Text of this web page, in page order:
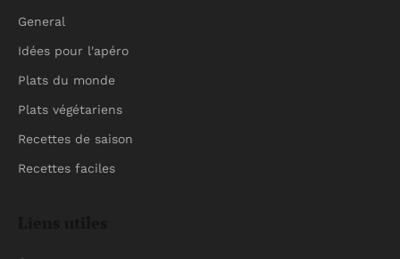
General
Idées pour l'apéro
Plats du monde
Plats végétariens
Recettes de saison
Recettes faciles